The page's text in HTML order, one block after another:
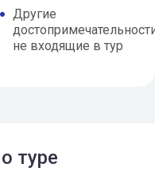
Другие
не входящие в тур
туре